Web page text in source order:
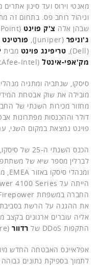
מאנטי וירוס ועד סינון אתרים
שבהן אלה צ'ק פוינט (Check Point),
ג'וניפר (Juniper), פורטינט
(Dell),
טריפינג פוינט מבית
מק'אפי-אינטל (McAfee-Intel) ו
מובילה את שוק אבטחת
דולר וההכנסות מפתרונות
פוינט נמצאת במקום השני, עם 1.6 מיליארד
את ההגנה על הרשת בסביבת
אליה עוברים ארגונים בקצב
התקפות DDoS של
רדוור (Radware) הישראלית.
אפלאיינס האבטחה החדש
לתמוך בספיקת נתונים